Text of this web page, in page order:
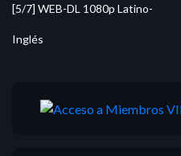
[5/7] WEB-DL 1080p Latino-
Inglés